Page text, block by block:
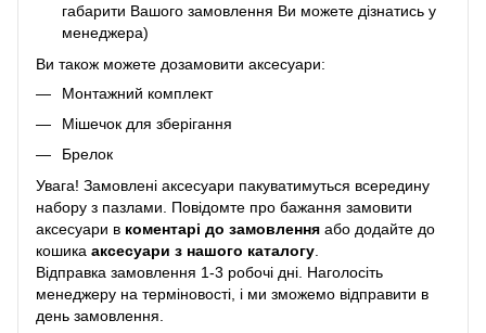
габарити Вашого замовлення Ви можете дізнатись у
менеджера)
Ви також можете дозамовити аксесуари:
Монтажний комплект
Мішечок для зберігання
Брелок
Увага! Замовлені аксесуари пакуватимуться всередину
набору з пазлами. Повідомте про бажання замовити
аксесуари в коментарі до замовлення або додайте до
кошика аксесуари з нашого каталогу
Відправка замовлення 1-3 робочі дні. Наголосіть
менеджеру на терміновості, і ми зможемо відправити в
день замовлення.